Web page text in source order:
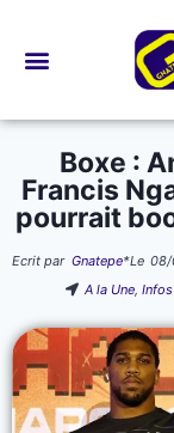
Boxe :
Francis
pourrait
Ecrit par Gnatepe*Le
A la Une,